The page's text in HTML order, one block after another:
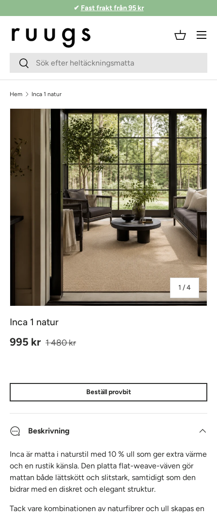
Hoppa till innehåll
✔ Fast frakt från 95 kr
Sökfält
Skicka
Korg
Meny
Hem Inca 1 natur
Skippa till produktinformationen
1 /av
4
Inca 1 natur
Reapris
995 kr Ordinarie pris
1 480 kr
Beställ provbit
Beskrivning
Inca är matta i naturstil med 10 % ull som ger extra värme
och en rustik känsla. Den platta flat-weave-väven gör
mattan både lättskött och slitstark, samtidigt som den
bidrar med en diskret och elegant struktur.
Tack vare kombinationen av naturfibrer och ull skapas en